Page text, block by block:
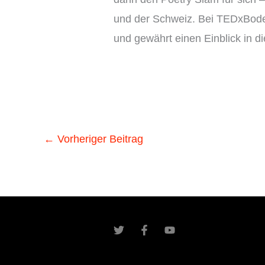
und der Schweiz. Bei
und gewährt einen Einblick in
← Vorheriger Beitrag